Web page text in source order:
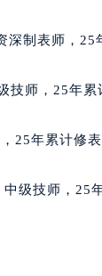
室（需提前预
室（需提前
层2102室（
需提前预约）
前预约）
深制表师，25
技师，25年累
25年累计修
级技师，25